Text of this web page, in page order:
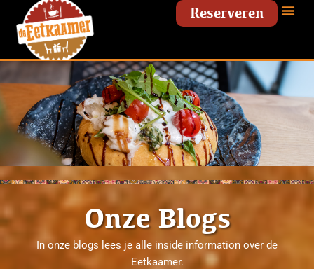
naar
inhoud
Reserveren
Onze Blogs
In onze blogs lees je alle inside information over de
Eetkaamer.